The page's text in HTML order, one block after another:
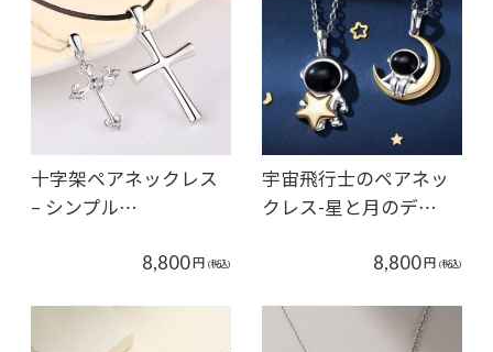
十字架ペアネックレス
– シンプル…
8,800円 (税込)
宇宙飛行士のペアネッ
クレス-星と月のデ…
8,800円 (税込)